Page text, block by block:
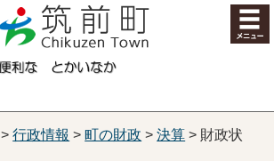
コンテンツにジャンプ
>行政情報 >町の財政 >決算 > 財政状